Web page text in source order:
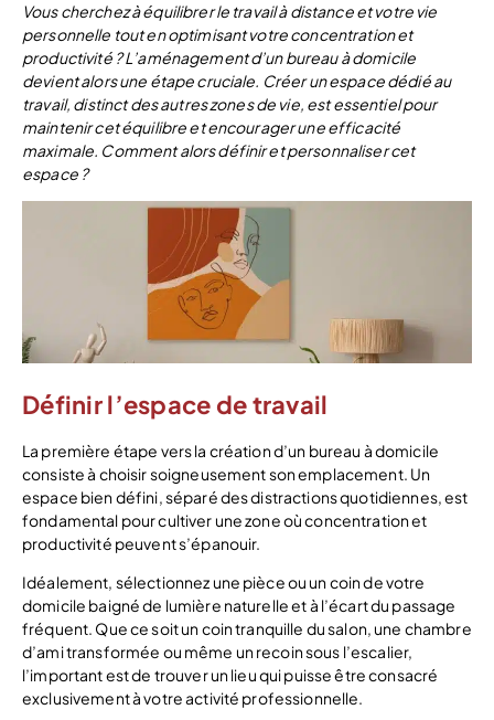
Vous cherchez à équilibrer le travail à distance et votre vie
personnelle tout en optimisant votre concentration et
productivité ? L’aménagement d’un bureau à domicile
devient alors une étape cruciale. Créer un espace dédié au
travail, distinct des autres zones de vie, est essentiel pour
maintenir cet équilibre et encourager une efficacité
maximale. Comment alors définir et personnaliser cet
espace ?
Définir l’espace de travail
La première étape vers la création d’un bureau à domicile
consiste à choisir soigneusement son emplacement. Un
espace bien défini, séparé des distractions quotidiennes, est
fondamental pour cultiver une zone où concentration et
productivité peuvent s’épanouir.
Idéalement, sélectionnez une pièce ou un coin de votre
domicile baigné de lumière naturelle et à l’écart du passage
fréquent. Que ce soit un coin tranquille du salon, une chambre
d’ami transformée ou même un recoin sous l’escalier,
l’important est de trouver un lieu qui puisse être consacré
exclusivement à votre activité professionnelle.